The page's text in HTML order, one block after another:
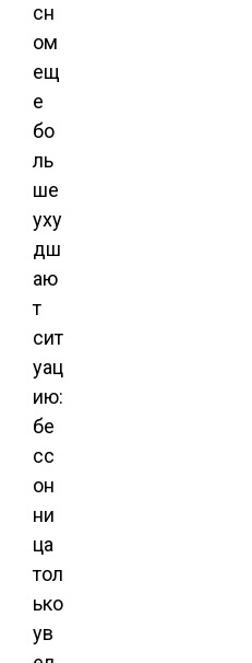
сн
ом
ещ
е
бо
ль
ше
уху
дш
аю
т
сит
уац
ию:
бе
сс
он
ни
ца
тол
ько
ув